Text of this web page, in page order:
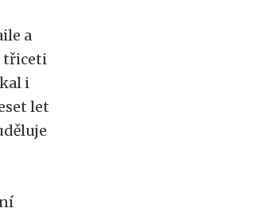
a
třiceti
i
let